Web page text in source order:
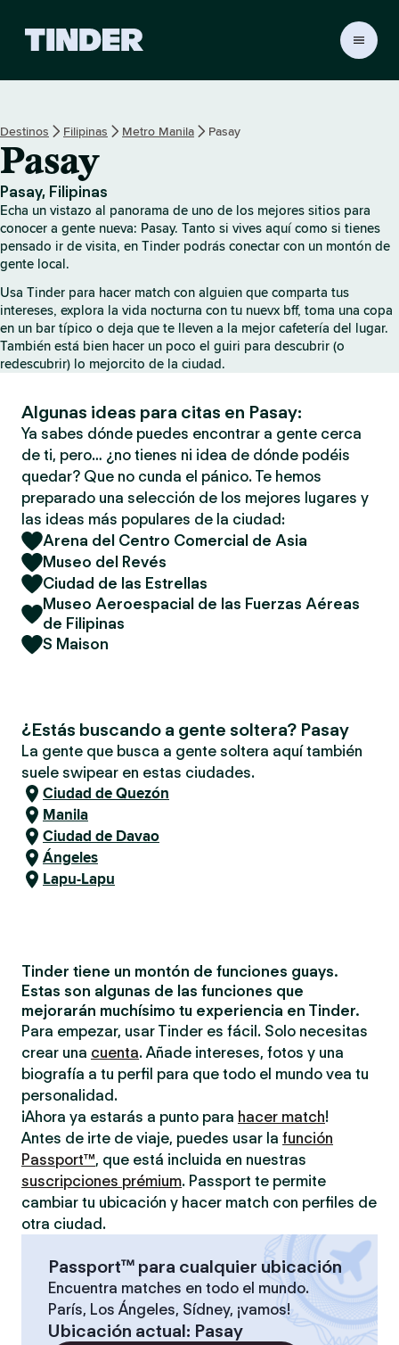
r
c
i
o
Destinos Filipinas Metro Manila Pasay
Pasay
Pasay, Filipinas
Echa un vistazo al panorama de uno de los mejores sitios para
conocer a gente nueva: Pasay. Tanto si vives aquí como si tienes
pensado ir de visita, en Tinder podrás conectar con un montón de
gente local.
Usa Tinder para hacer match con alguien que comparta tus
intereses, explora la vida nocturna con tu nuevx bff, toma una copa
en un bar típico o deja que te lleven a la mejor cafetería del lugar.
También está bien hacer un poco el guiri para descubrir (o
redescubrir) lo mejorcito de la ciudad.
Algunas ideas para citas en Pasay:
Ya sabes dónde puedes encontrar a gente cerca
de ti, pero… ¿no tienes ni idea de dónde podéis
quedar? Que no cunda el pánico. Te hemos
preparado una selección de los mejores lugares y
las ideas más populares de la ciudad:
Arena del Centro Comercial de Asia
Museo del Revés
Ciudad de las Estrellas
Museo Aeroespacial de las Fuerzas Aéreas
de Filipinas
S Maison
¿Estás buscando a gente soltera? Pasay
La gente que busca a gente soltera aquí también
suele swipear en estas ciudades.
Ciudad de Quezón
Manila
Ciudad de Davao
Ángeles
Lapu-Lapu
Tinder tiene un montón de funciones guays.
Estas son algunas de las funciones que
mejorarán muchísimo tu experiencia en Tinder.
Para empezar, usar Tinder es fácil. Solo necesitas
crear una cuenta. Añade intereses, fotos y una
biografía a tu perfil para que todo el mundo vea tu
personalidad.
¡Ahora ya estarás a punto para hacer match!
Antes de irte de viaje, puedes usar la función
Passport™, que está incluida en nuestras
suscripciones prémium. Passport te permite
cambiar tu ubicación y hacer match con perfiles de
otra ciudad.
Passport™ para cualquier ubicación
Encuentra matches en todo el mundo.
París, Los Ángeles, Sídney, ¡vamos!
Ubicación actual: Pasay